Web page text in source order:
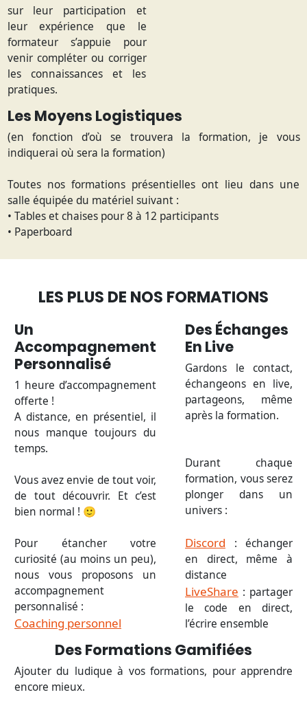
sur leur participation et
leur expérience que le
formateur s’appuie pour
venir compléter ou corriger
les connaissances et les
pratiques.
Les Moyens Logistiques
(en fonction d’où se trouvera la formation, je vous
indiquerai où sera la formation)
Toutes nos formations présentielles ont lieu dans une
salle équipée du matériel suivant :
• Tables et chaises pour 8 à 12 participants
• Paperboard
LES PLUS DE NOS FORMATIONS
Un
Accompagnement
Personnalisé
1 heure d’accompagnement
offerte !
A distance, en présentiel, il
nous manque toujours du
temps.
Vous avez envie de tout voir,
de tout découvrir. Et c’est
bien normal ! 🙂
Pour étancher votre
curiosité (au moins un peu),
nous vous proposons un
accompagnement
personnalisé :
Coaching personnel
Des Échanges
En Live
Gardons le contact,
échangeons en live,
partageons, même
après la formation.
Durant chaque
formation, vous serez
plonger dans un
univers :
Discord : échanger
en direct, même à
distance
LiveShare : partager
le code en direct,
l’écrire ensemble
Des Formations Gamifiées
Ajouter du ludique à vos formations, pour apprendre
encore mieux.